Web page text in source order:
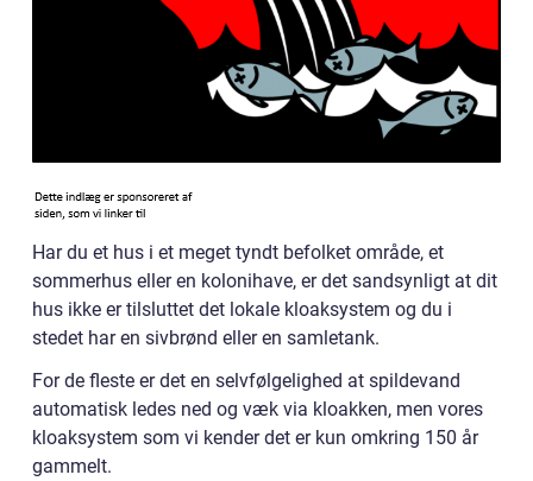
Har du et hus i et meget tyndt befolket område, et
sommerhus eller en kolonihave, er det sandsynligt at dit
hus ikke er tilsluttet det lokale kloaksystem og du i
stedet har en sivbrønd eller en samletank.
For de fleste er det en selvfølgelighed at spildevand
automatisk ledes ned og væk via kloakken, men vores
kloaksystem som vi kender det er kun omkring 150 år
gammelt.